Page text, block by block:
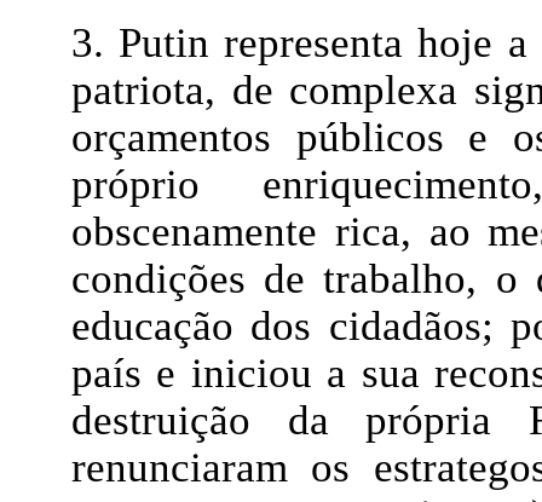
3. Putin representa hoje
patriota, de complexa
orçamentos públicos e
próprio
obscenamente rica, ao
condições de trabalho,
educação dos cidadãos;
país e iniciou a sua
destruição da própria
renunciaram os